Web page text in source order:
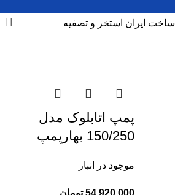
ساخت ایران استخر و تصفیه
پمپ اتابلوک مدل
150/250 بهارپمپ
موجود در انبار
54,920,000 تومان